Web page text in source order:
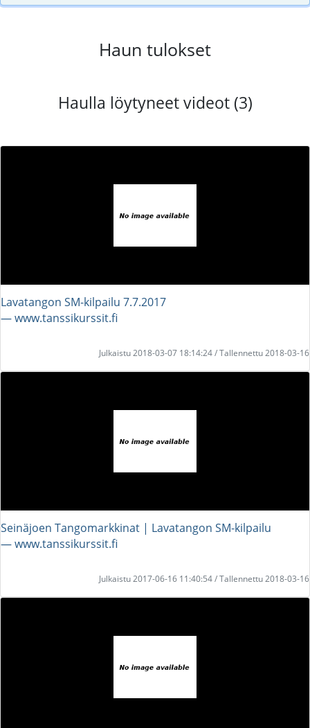
Haun tulokset
Haulla löytyneet videot (3)
Lavatangon SM-kilpailu 7.7.2017
― www.tanssikurssit.fi
Julkaistu 2018-03-07 18:14:24 / Tallennettu 2018-03-16
Seinäjoen Tangomarkkinat | Lavatangon SM-kilpailu
― www.tanssikurssit.fi
Julkaistu 2017-06-16 11:40:54 / Tallennettu 2018-03-16